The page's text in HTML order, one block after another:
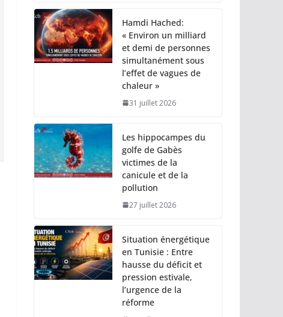
Hamdi Hached:
« Environ un milliard
et demi de personnes
simultanément sous
l’effet de vagues de
chaleur »
31 juillet 2026
Les hippocampes du
golfe de Gabès
victimes de la
canicule et de la
pollution
27 juillet 2026
Situation énergétique
en Tunisie : Entre
hausse du déficit et
pression estivale,
l’urgence de la
réforme